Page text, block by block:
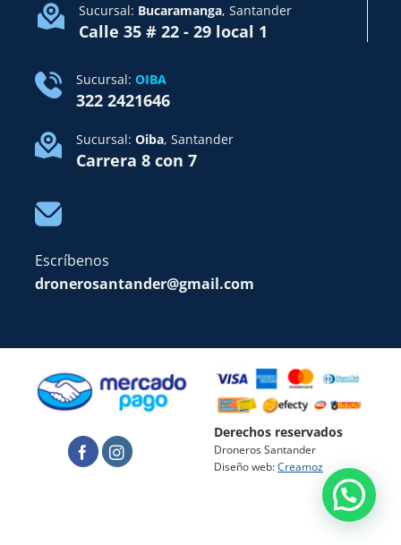
Sucursal: Bucaramanga, Santander
Calle 35 # 22 - 29 local 1
Sucursal: OIBA
322 2421646
Sucursal: Oiba, Santander
Carrera 8 con 7
Escríbenos
dronerosantander@gmail.com
Derechos reservados
Droneros Santander
Diseño web:Creamoz